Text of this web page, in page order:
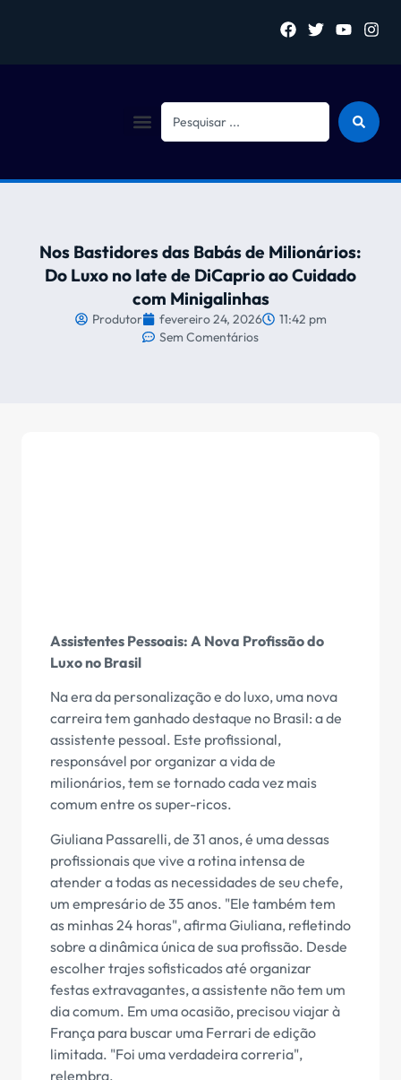
Nos Bastidores das Babás de Milionários:
Do Luxo no Iate de DiCaprio ao Cuidado
com Minigalinhas
Produtor fevereiro 24, 2026
11:42 pm
Sem Comentários
Assistentes Pessoais: A Nova Profissão do
Luxo no Brasil
Na era da personalização e do luxo, uma nova
carreira tem ganhado destaque no Brasil: a de
assistente pessoal. Este profissional,
responsável por organizar a vida de
milionários, tem se tornado cada vez mais
comum entre os super-ricos.
Giuliana Passarelli, de 31 anos, é uma dessas
profissionais que vive a rotina intensa de
atender a todas as necessidades de seu chefe,
um empresário de 35 anos. "Ele também tem
as minhas 24 horas", afirma Giuliana, refletindo
sobre a dinâmica única de sua profissão. Desde
escolher trajes sofisticados até organizar
festas extravagantes, a assistente não tem um
dia comum. Em uma ocasião, precisou viajar à
França para buscar uma Ferrari de edição
limitada. "Foi uma verdadeira correria",
relembra.